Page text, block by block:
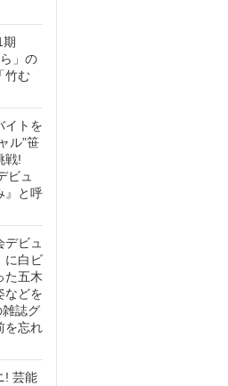
期
」の
竹む
イトを
ル”笹
戦!
ビュ
』と呼
ビュ
に白ビ
た五木
などを
誌グ
を忘れ
! 芸能